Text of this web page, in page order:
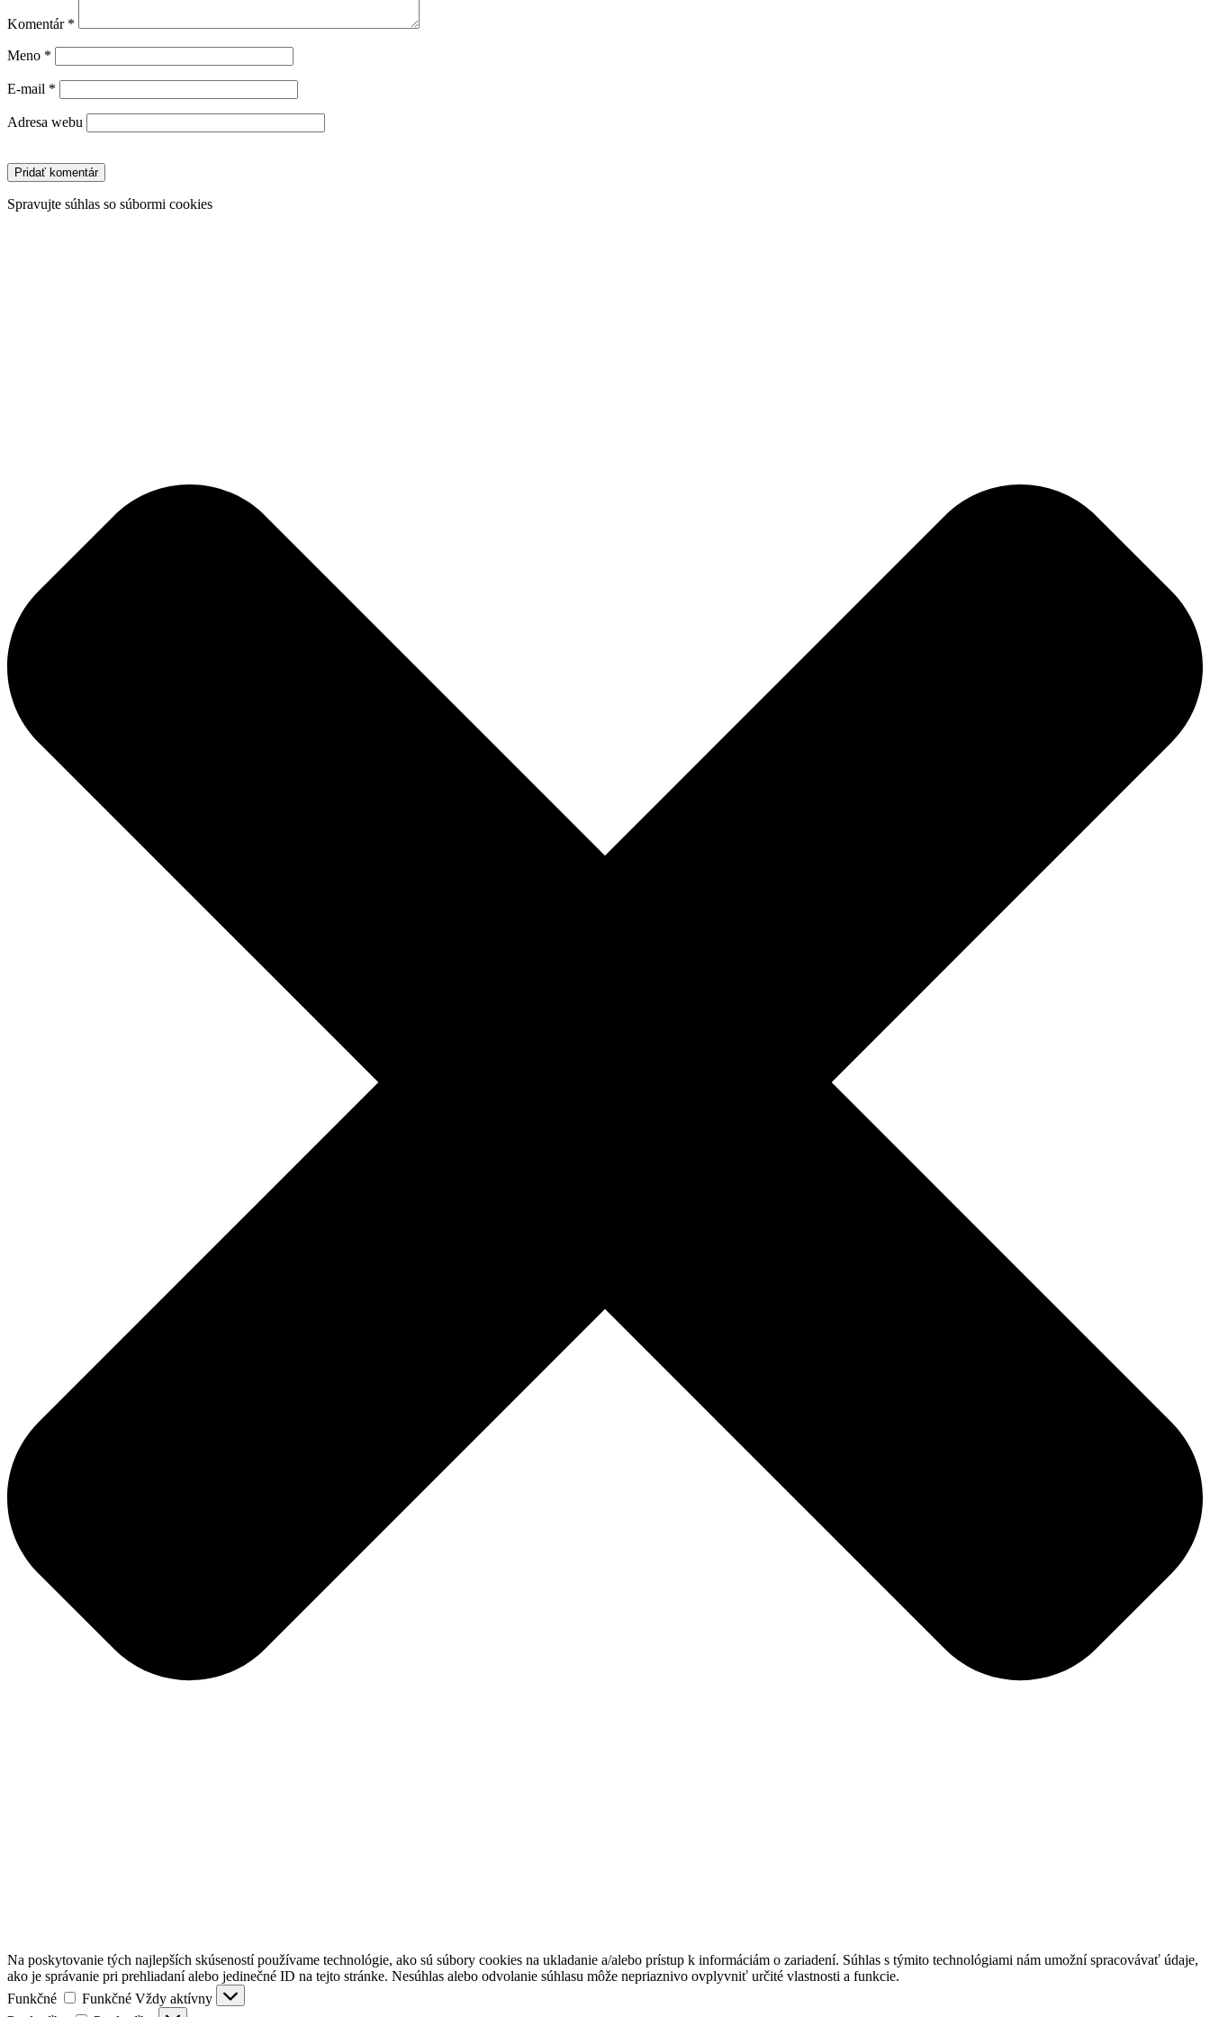
Komentár *
Meno *
E-mail *
Adresa webu
Spravujte súhlas so súbormi cookies
Na poskytovanie tých najlepších skúseností používame technológie, ako sú súbory cookies na ukladanie a/alebo prístup k informáciám o zariadení. Súhlas s týmito technológiami nám umožní spracovávať údaje,
ako je správanie pri prehliadaní alebo jedinečné ID na tejto stránke. Nesúhlas alebo odvolanie súhlasu môže nepriaznivo ovplyvniť určité vlastnosti a funkcie.
Funkčné
Funkčné Vždy aktívny